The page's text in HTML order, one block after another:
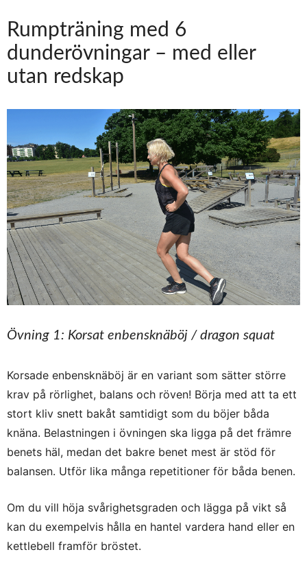
Rumpträning med 6
dunderövningar – med eller
utan redskap
Övning 1: Korsat enbensknäböj / dragon squat
Korsade enbensknäböj är en variant som sätter större
krav på rörlighet, balans och röven! Börja med att ta ett
stort kliv snett bakåt samtidigt som du böjer båda
knäna. Belastningen i övningen ska ligga på det främre
benets häl, medan det bakre benet mest är stöd för
balansen. Utför lika många repetitioner för båda benen.
Om du vill höja svårighetsgraden och lägga på vikt så
kan du exempelvis hålla en hantel vardera hand eller en
kettlebell framför bröstet.